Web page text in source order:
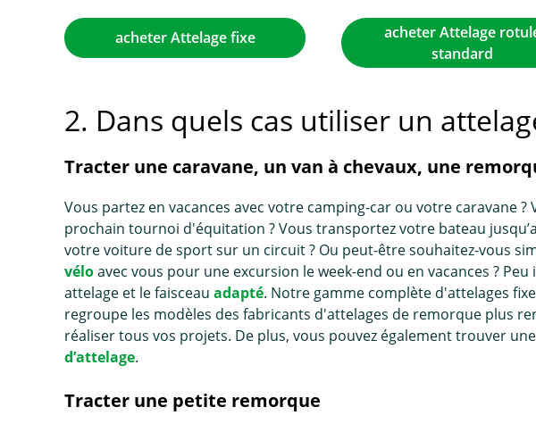
acheter Attelage fixe
acheter Attelage
standard
2. Dans quels cas utiliser un
Tracter une caravane, un van à chevaux, une
Vous partez en vacances avec votre camping-car ou votre caravane ?
prochain tournoi d'équitation ? Vous transportez votre bateau
votre voiture de sport sur un circuit ? Ou peut-être souhaitez-vous
véloavec vous pour une excursion le week-end ou en vacances ?
attelage et le faisceau adapté. Notre gamme complète d'attelages
regroupe les modèles des fabricants d'attelages de remorque plus
réaliser tous vos projets. De plus, vous pouvez également trouver
d’attelage.
Tracter une petite remorque